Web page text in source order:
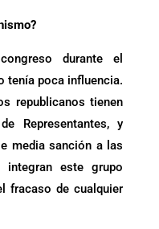
durante el
tenía poca influencia.
republicanos tienen
Representantes, y
media sanción a las
integran este grupo
fracaso de cualquier